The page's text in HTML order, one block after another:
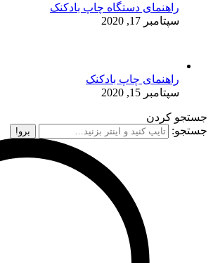
راهنمای دستگاه چاپ بادکنک
سپتامبر 17, 2020
راهنمای چاپ بادکنک
سپتامبر 15, 2020
جستجو کردن
جستجو: